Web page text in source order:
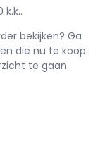
bekijken? Ga
die nu te koop
te gaan.